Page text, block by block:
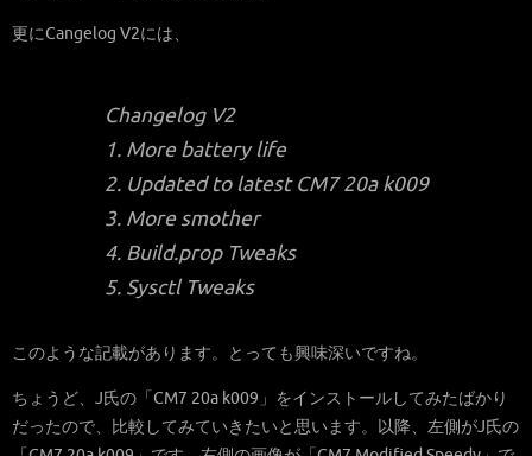
更にCangelog V2には、
Changelog V2
1. More battery life
2. Updated to latest CM7 20a k009
3. More smother
4. Build.prop Tweaks
5. Sysctl Tweaks
このような記載があります。とっても興味深いですね。
ちょうど、J氏の「CM7 20a k009」をインストールしてみたばかり
だったので、比較してみていきたいと思います。以降、左側がJ氏の